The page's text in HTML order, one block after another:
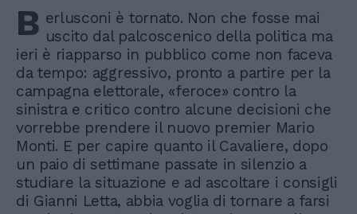
B erlusconi è tornato. Non che fosse mai
uscito dal palcoscenico della politica ma
ieri è riapparso in pubblico come non faceva
da tempo: aggressivo, pronto a partire per la
campagna elettorale, «feroce» contro la
sinistra e critico contro alcune decisioni che
vorrebbe prendere il nuovo premier Mario
Monti. E per capire quanto il Cavaliere, dopo
un paio di settimane passate in silenzio a
studiare la situazione e ad ascoltare i consigli
di Gianni Letta, abbia voglia di tornare a farsi